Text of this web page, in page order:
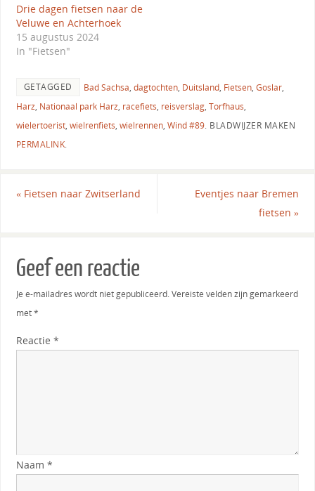
Drie dagen fietsen naar de
Veluwe en Achterhoek
15 augustus 2024
In "Fietsen"
GETAGGED Bad Sachsa, dagtochten, Duitsland, Fietsen, Goslar,
Harz, Nationaal park Harz, racefiets, reisverslag, Torfhaus,
wielertoerist, wielrenfiets, wielrennen, Wind #89. BLADWIJZER MAKEN
PERMALINK.
«Fietsen naar Zwitserland
Eventjes naar Bremen
fietsen»
Geef een reactie
Je e-mailadres wordt niet gepubliceerd. Vereiste velden zijn gemarkeerd
met*
Reactie *
Naam *